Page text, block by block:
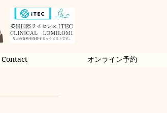
Contact オンライン予約